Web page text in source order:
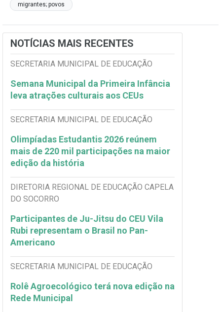
migrantes; povos
NOTÍCIAS MAIS RECENTES
SECRETARIA MUNICIPAL DE EDUCAÇÃO
Semana Municipal da Primeira Infância
leva atrações culturais aos CEUs
SECRETARIA MUNICIPAL DE EDUCAÇÃO
Olimpíadas Estudantis 2026 reúnem
mais de 220 mil participações na maior
edição da história
DIRETORIA REGIONAL DE EDUCAÇÃO CAPELA
DO SOCORRO
Participantes de Ju-Jitsu do CEU Vila
Rubi representam o Brasil no Pan-
Americano
SECRETARIA MUNICIPAL DE EDUCAÇÃO
Rolê Agroecológico terá nova edição na
Rede Municipal